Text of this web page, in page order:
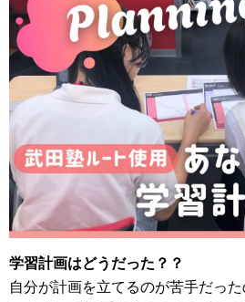
学習計画はどうだった？？
自分が計画を立てるのが苦手だっ